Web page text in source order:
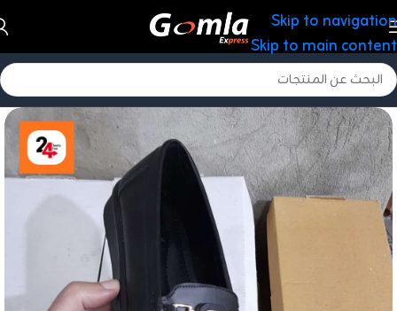
Skip to navigation
Skip to main content